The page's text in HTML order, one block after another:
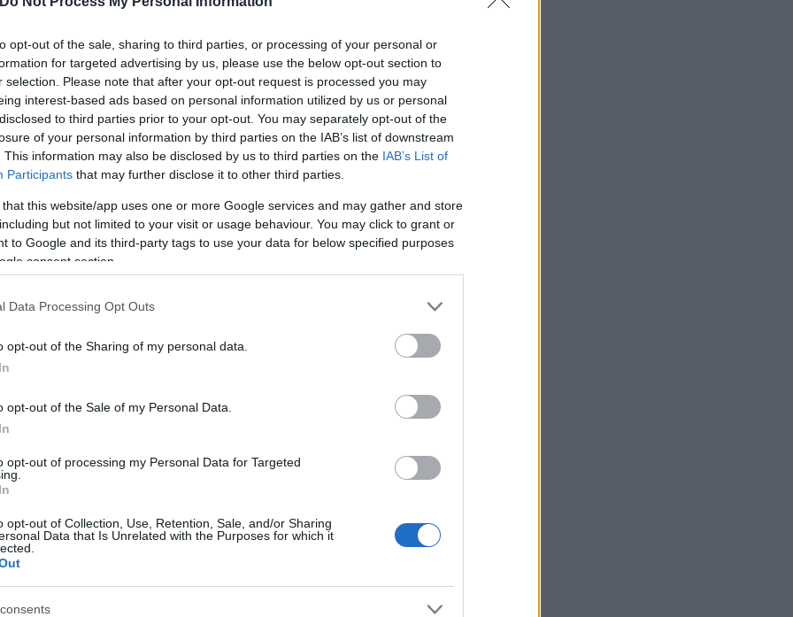
opt-out of the sale, sharing to third parties, or processing of your personal or
for targeted advertising by us, please use the below opt-out section to
selection. Please note that after your opt-out request is processed you may
interest-based ads based on personal information utilized by us or personal
to third parties prior to your opt-out. You may separately opt-out of the
of your personal information by third parties on the IAB’s list of downstream
This information may also be disclosed by us to third parties on the IAB’s List of
Participants that may further disclose it to other third parties.
that this website/app uses one or more Google services and may gather and store
but not limited to your visit or usage behaviour. You may click to grant or
to Google and its third-party tags to use your data for below specified purposes
consent section.
Data Processing Opt Outs
opt-out of the Sharing of my personal data.
opt-out of the Sale of my Personal Data.
opt-out of processing my Personal Data for Targeted
opt-out of Collection, Use, Retention, Sale, and/or Sharing
Data that Is Unrelated with the Purposes for which it
Μπραζντέικις με 4 πόντους, 1 ριμπάουντ και 1 κλέψιμο.
Flash.grστην αναζήτηση της